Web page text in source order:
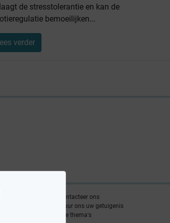
de stresstolerantie en kan de
bemoeilijken...
verder
Contacteer ons
Stuur ons uw getuigenis
Alle thema's